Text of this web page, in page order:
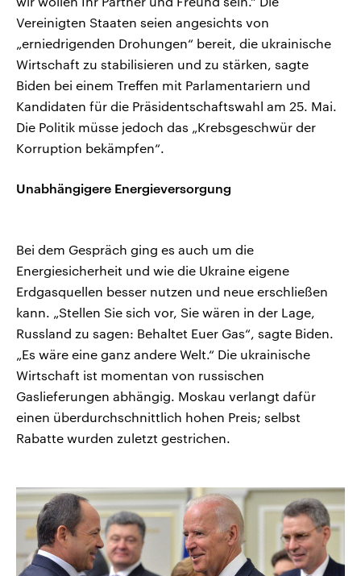
Vereinigten Staaten seien angesichts von
„erniedrigenden Drohungen“ bereit, die ukrainische
Wirtschaft zu stabilisieren und zu stärken, sagte
Biden bei einem Treffen mit Parlamentariern und
Kandidaten für die Präsidentschaftswahl am 25. Mai.
Die Politik müsse jedoch das „Krebsgeschwür der
Korruption bekämpfen“.
Unabhängigere Energieversorgung
Bei dem Gespräch ging es auch um die
Energiesicherheit und wie die Ukraine eigene
Erdgasquellen besser nutzen und neue erschließen
kann. „Stellen Sie sich vor, Sie wären in der Lage,
Russland zu sagen: Behaltet Euer Gas“, sagte Biden.
„Es wäre eine ganz andere Welt.“ Die ukrainische
Wirtschaft ist momentan von russischen
Gaslieferungen abhängig. Moskau verlangt dafür
einen überdurchschnittlich hohen Preis; selbst
Rabatte wurden zuletzt gestrichen.